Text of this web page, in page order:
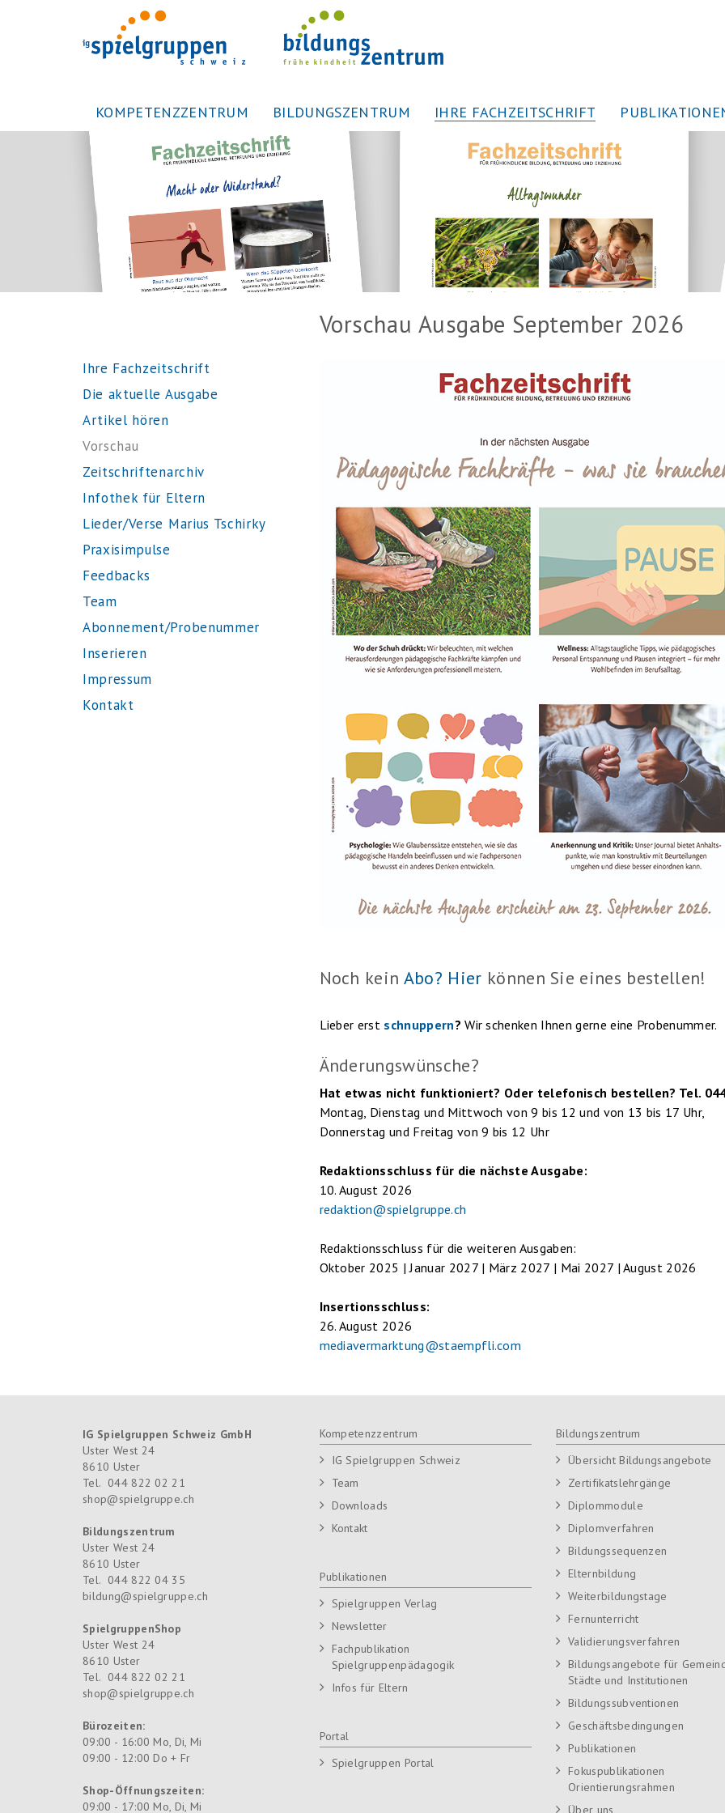
KOMPETENZZENTRUM BILDUNGSZENTRUM IHRE FACHZEITSCHRIFT
Ihre Fachzeitschrift
Die aktuelle Ausgabe
Artikel hören
Vorschau
Zeitschriftenarchiv
Infothek für Eltern
Lieder/Verse Marius Tschirky
Praxisimpulse
Feedbacks
Team
Abonnement/Probenummer
Inserieren
Impressum
Kontakt
Vorschau Ausgabe September 2026
Noch kein Abo? Hier können Sie eines bestellen!
Lieber erst schnuppern? Wir schenken Ihnen gerne eine Probenummer.
Änderungswünsche?
Hat etwas nicht funktioniert? Oder telefonisch bestellen? Tel.
Montag, Dienstag und Mittwoch von 9 bis 12 und von 13 bis 17 Uhr,
Donnerstag und Freitag von 9 bis 12 Uhr
Redaktionsschluss für die nächste Ausgabe:
10. August 2026
redaktion@spielgruppe.ch
Redaktionsschluss für die weiteren Ausgaben:
Oktober 2025 | Januar 2027 | März 2027 | Mai 2027 | August 2026
Insertionsschluss:
26. August 2026
mediavermarktung@staempfli.com
IG Spielgruppen Schweiz GmbH
Uster West 24
8610 Uster
Tel. 044 822 02 21
shop@spielgruppe.ch
Bildungszentrum
Uster West 24
8610 Uster
Tel. 044 822 04 35
bildung@spielgruppe.ch
SpielgruppenShop
Uster West 24
8610 Uster
Tel. 044 822 02 21
shop@spielgruppe.ch
Bürozeiten:
09:00 - 16:00 Mo, Di, Mi
09:00 - 12:00 Do + Fr
Shop-Öffnungszeiten:
09:00 - 17:00 Mo, Di, Mi
Kompetenzzentrum
IG Spielgruppen Schweiz
Team
Downloads
Kontakt
Publikationen
Spielgruppen Verlag
Newsletter
Fachpublikation
Spielgruppenpädagogik
Infos für Eltern
Portal
Spielgruppen Portal
Bildungszentrum
Übersicht Bildungsangebote
Zertifikatslehrgänge
Diplommodule
Diplomverfahren
Bildungssequenzen
Elternbildung
Weiterbildungstage
Fernunterricht
Validierungsverfahren
Bildungsangebote für
Städte und Institutionen
Bildungssubventionen
Geschäftsbedingungen
Publikationen
Fokuspublikationen
Orientierungsrahmen
Über uns